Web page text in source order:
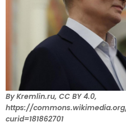
By Kremlin.ru, CC BY 4.0,
https://
curid=181862701